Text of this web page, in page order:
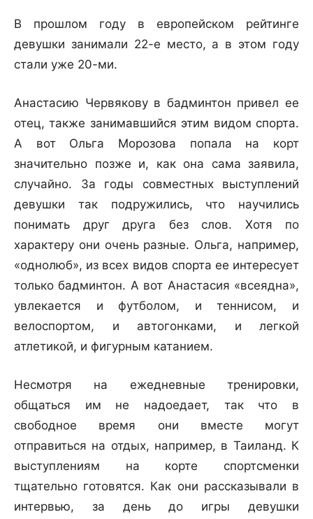
В прошлом году в европейском рейтинге
девушки занимали 22-е место, а в этом году
стали уже 20-ми.
Анастасию Червякову в бадминтон привел ее
отец, также занимавшийся этим видом спорта.
А вот Ольга Морозова попала на корт
значительно позже и, как она сама заявила,
случайно. За годы совместных выступлений
девушки так подружились, что научились
понимать друг друга без слов. Хотя по
характеру они очень разные. Ольга, например,
«однолюб», из всех видов спорта ее интересует
только бадминтон. А вот Анастасия «всеядна»,
увлекается и футболом, и теннисом, и
велоспортом, и автогонками, и легкой
атлетикой, и фигурным катанием.
Несмотря на ежедневные тренировки,
общаться им не надоедает, так что в
свободное время они вместе могут
отправиться на отдых, например, в Таиланд. К
выступлениям на корте спортсменки
тщательно готовятся. Как они рассказывали в
интервью, за день до игры девушки